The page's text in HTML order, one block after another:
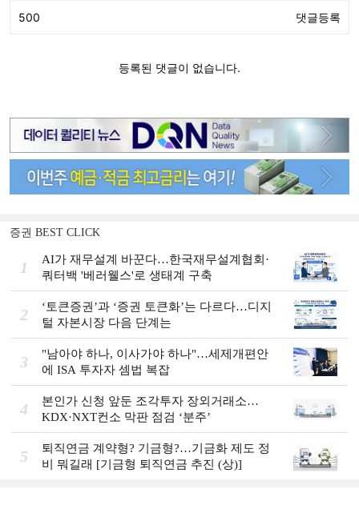
증권 BEST CLICK
1
AI가 재무설계 바꾼다…한국재무설계협회·
쿼터백 '베러웰스'로 생태계 구축
2
‘토큰증권’과 ‘증권 토큰화’는 다르다…디지
털 자본시장 다음 단계는
3
"남아야 하나, 이사가야 하나"…세제개편안
에 ISA 투자자 셈법 복잡
4
본인가 신청 앞둔 조각투자 장외거래소…
KDX·NXT컨소 막판 점검 ‘분주’
5
퇴직연금 계약형? 기금형?…기금화 제도 정
비 뭐길래 [기금형 퇴직연금 추진 (상)]